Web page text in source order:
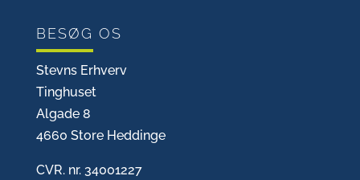
BESØG OS
Stevns Erhverv
Tinghuset
Algade 8
4660 Store Heddinge
CVR. nr. 34001227